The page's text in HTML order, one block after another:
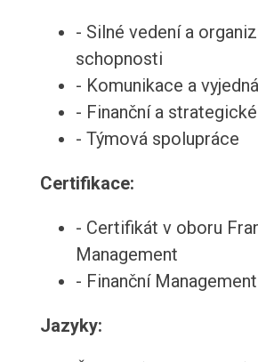
- Silné vedení a
schopnosti
- Komunikace a
- Finanční a
- Týmová spolupráce
Certifikace:
- Certifikát v oboru
Management
- Finanční
Jazyky: